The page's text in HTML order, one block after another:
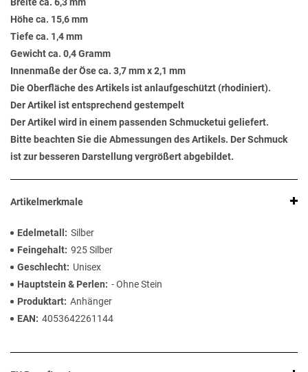
Breite ca. 6,3 mm
Höhe ca. 15,6 mm
Tiefe ca. 1,4 mm
Gewicht ca. 0,4 Gramm
Innenmaße der Öse ca. 3,7 mm x 2,1 mm
Die Oberfläche des Artikels ist anlaufgeschützt (rhodiniert).
Der Artikel ist entsprechend gestempelt
Der Artikel wird in einem passenden Schmucketui geliefert.
Bitte beachten Sie die Abmessungen des Artikels. Der Schmuck
ist zur besseren Darstellung vergrößert abgebildet.
Artikelmerkmale
Edelmetall
Silber
Feingehalt 925 Silber
Geschlecht
Unisex
Hauptstein & Perlen
- Ohne Stein
Produktart Anhänger
EAN
4053642261144